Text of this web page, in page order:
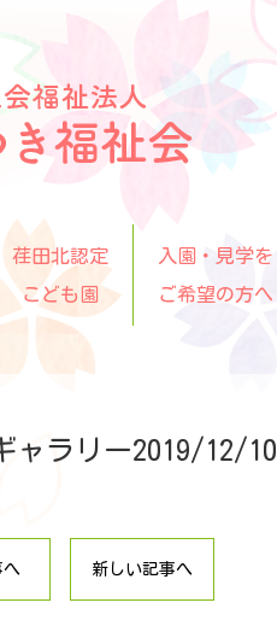
荏田北認定
こども園
入園・見学を
ご希望の方へ
ャラリー2019/12/10
へ 新しい記事へ